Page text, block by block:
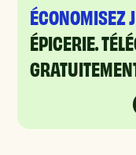
ÉCONOMISEZ
ÉPICERIE.